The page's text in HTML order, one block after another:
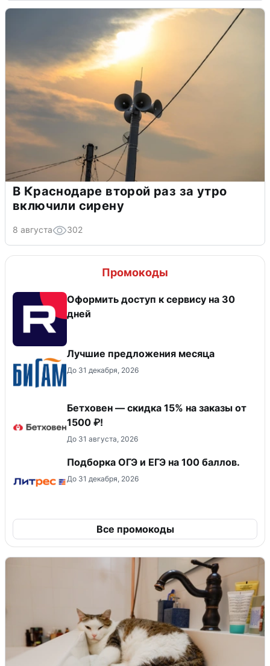
В Краснодаре второй раз за утро
включили сирену
8 августа 302
Промокоды
Оформить доступ к сервису на 30
дней
Лучшие предложения месяца
До 31 декабря, 2026
Бетховен — скидка 15% на заказы от
1500 ₽!
До 31 августа, 2026
Подборка ОГЭ и ЕГЭ на 100 баллов.
До 31 декабря, 2026
Все промокоды